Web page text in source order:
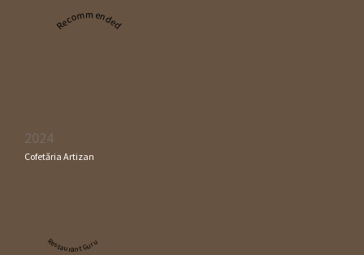
Recommended
2024
Cofetăria Artizan
Restaurant Guru